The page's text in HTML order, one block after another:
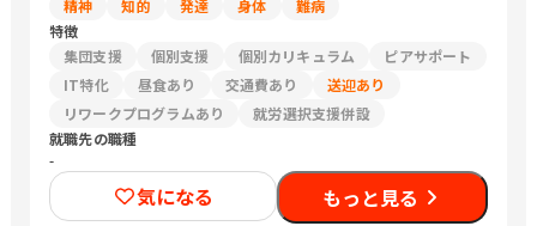
精神
知的 発達 身体
難病
特徴
集団支援
個別支援 個別カリキュラム
ピアサポート
IT特化
昼食あり 交通費あり
送迎あり
リワークプログラムあり
就労選択支援併設
就職先の職種
-
気になる もっと見る